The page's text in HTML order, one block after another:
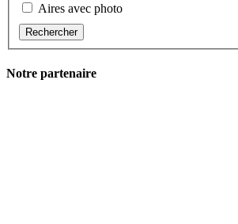
Aires avec photo
Rechercher
Notre partenaire